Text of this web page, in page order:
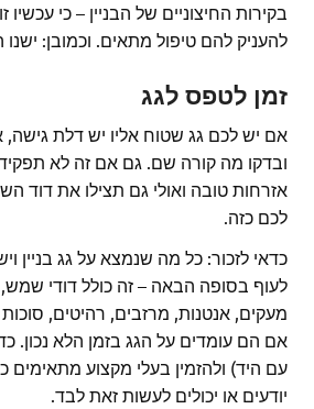
בקירות החיצוניים של הבניין – כי
להעניק להם טיפול מתאים. וכמובן: ישנו
זמן לטפס לגג
אם יש לכם גג שטוח אליו יש דלת גישה,
ובדקו מה קורה שם. גם אם זה לא
אזרחות טובה ואולי גם תצילו את דוד
לכם כזה.
כדאי לזכור: כל מה שנמצא על גג בניין
לעוף בסופה הבאה – זה כולל דודי שמש,
מעקים, אנטנות, מרזבים, רהיטים,
אם הם עומדים על הגג בזמן הלא נכון.
עם היד) ולהזמין בעלי מקצוע מתאימים
יודעים או יכולים לעשות זאת לבד.